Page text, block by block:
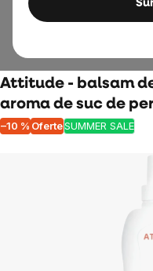
Attitude - balsam
aroma de suc de
–10 % OferteSUMMER SALE